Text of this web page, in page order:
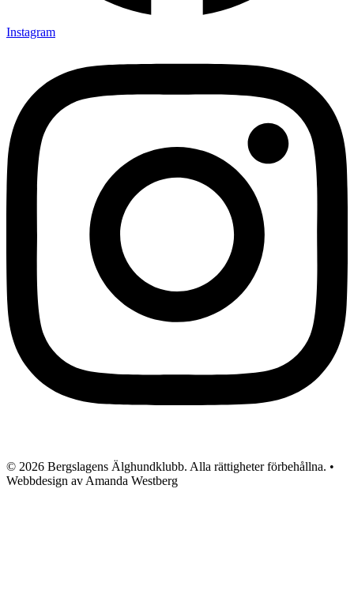
Instagram
© 2026 Bergslagens Älghundklubb. Alla rättigheter förbehållna. •
Webbdesign av Amanda Westberg